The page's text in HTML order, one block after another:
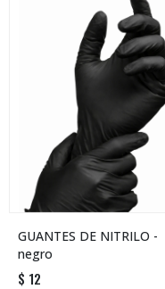
GUANTES DE NITRILO -
negro
$ 12